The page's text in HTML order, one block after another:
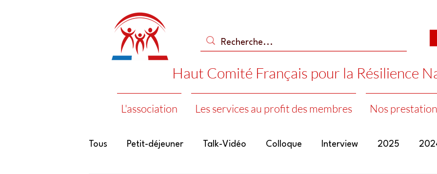
Haut Comité Français pour la Résilience
L'association Les services au profit des membres Nos
Tous Petit-déjeuner Talk-Vidéo Colloque Interview 2025